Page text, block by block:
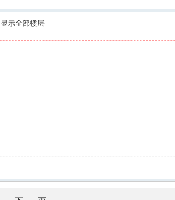
显示全部楼层